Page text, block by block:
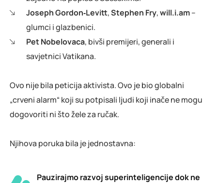
Joseph Gordon‑Levitt,Stephen Fry,will.i.am–
glumci i glazbenici.
Pet Nobelovaca, bivši premijeri, generali i
savjetnici Vatikana.
Ovo nije bila peticija aktivista. Ovo je bio globalni
„crveni alarm“ koji su potpisali ljudi koji inače ne mogu
dogovoriti ni što žele za ručak.
Njihova poruka bila je jednostavna:
Pauzirajmo razvoj superinteligencije dok ne